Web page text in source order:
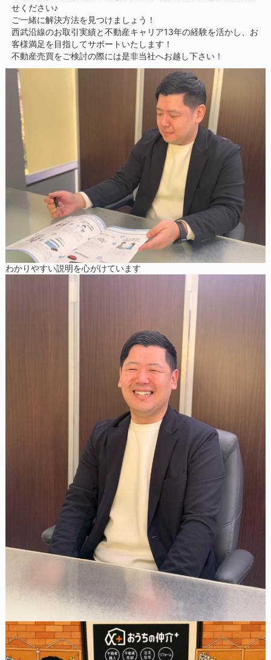
せください♪
ご一緒に解決方法を見つけましょう！
西武沿線のお取引実績と不動産キャリア13年の経験を活かし、お
客様満足を目指してサポートいたします！
不動産売買をご検討の際には是非当社へお越し下さい！
わかりやすい説明を心がけています